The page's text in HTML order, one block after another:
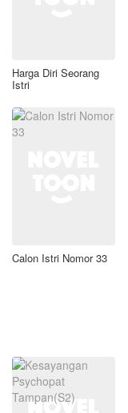
Harga Diri Seorang
Istri
Calon Istri Nomor 33